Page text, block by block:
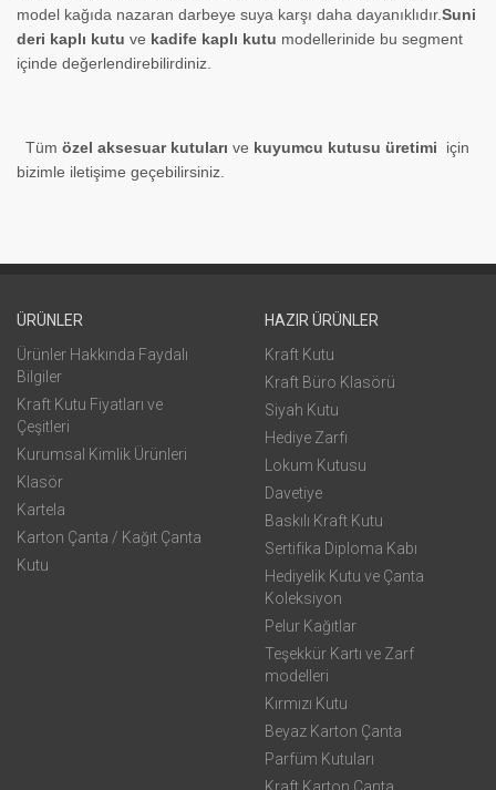
model kağıda nazaran darbeye suya karşı daha dayanıklıdır.Suni
deri kaplı kutu ve kadife kaplı kutu modellerinide bu segment
içinde değerlendirebilirdiniz.
Tüm özel aksesuar kutuları ve kuyumcu kutusu üretimi
için
bizimle iletişime geçebilirsiniz.
ÜRÜNLER
Ürünler Hakkında Faydalı
Bilgiler
Kraft Kutu Fiyatları ve
Çeşitleri
Kurumsal Kimlik Ürünleri
Klasör
Kartela
Karton Çanta / Kağıt Çanta
Kutu
HAZIR ÜRÜNLER
Kraft Kutu
Kraft Büro Klasörü
Siyah Kutu
Hediye Zarfı
Lokum Kutusu
Davetiye
Baskılı Kraft Kutu
Sertifika Diploma Kabı
Hediyelik Kutu ve Çanta
Koleksiyon
Pelur Kağıtlar
Teşekkür Kartı ve Zarf
modelleri
Kırmızı Kutu
Beyaz Karton Çanta
Parfüm Kutuları